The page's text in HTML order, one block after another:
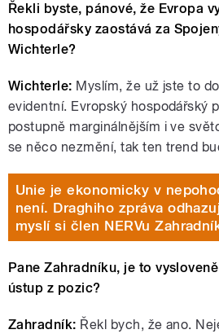
Řekli byste, pánové, že Evropa
hospodářsky zaostává za
Wichterle?
Wichterle: Myslím, že už jste to
evidentní. Evropský hospodářský
postupně marginálnějším i ve
se něco nezmění, tak ten trend
Unie je ekonomicky v
není. Draghiho zpráva
myslí si člen NERVu
Pane Zahradníku, je to
ústup z pozic?
Zahradník: Řekl bych, že ano.